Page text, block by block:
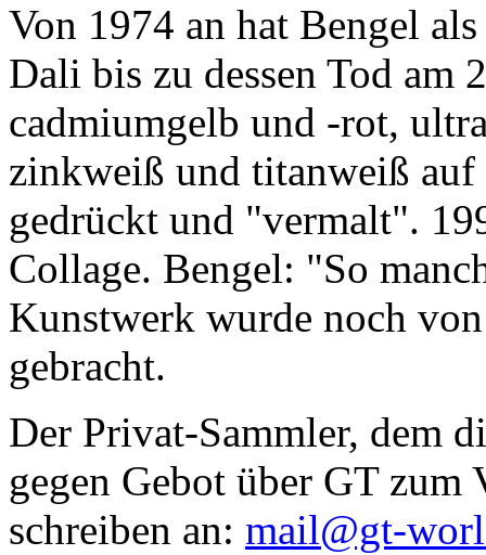
Von 1974 an hat Bengel
Dali bis zu dessen Tod am
cadmiumgelb und -rot,
zinkweiß und titanweiß
gedrückt und "vermalt".
Collage. Bengel: "So
Kunstwerk wurde noch
gebracht.
Der Privat-Sammler, dem
gegen Gebot über GT zum
schreiben an: mail@gt-